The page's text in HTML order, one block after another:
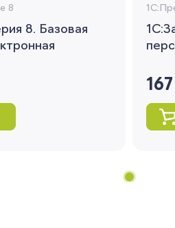
8
8. Базовая
Вернуться